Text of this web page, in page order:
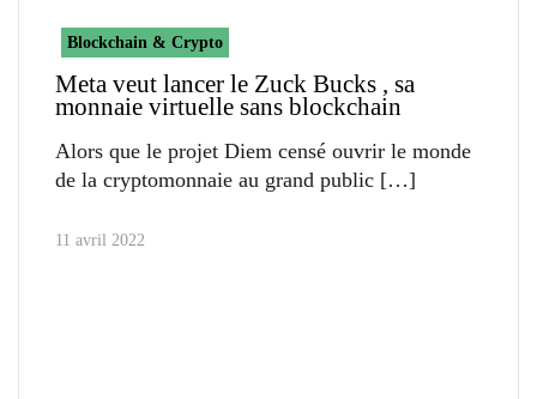
Blockchain & Crypto
Meta veut lancer le Zuck Bucks , sa
monnaie virtuelle sans blockchain
Alors que le projet Diem censé ouvrir le monde
de la cryptomonnaie au grand public
11 avril 2022